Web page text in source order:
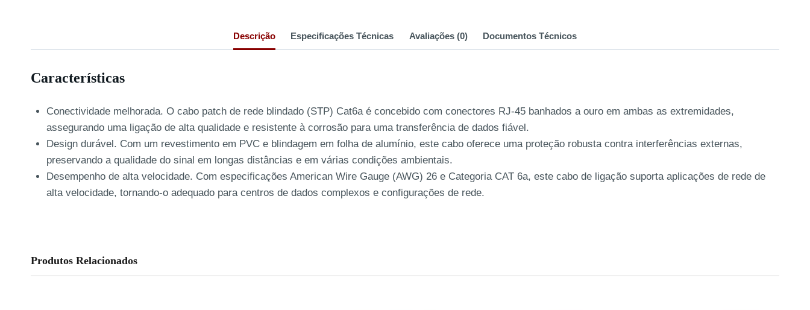
Descrição Especificações Técnicas Avaliações (0) Documentos Técnicos
Características
Conectividade melhorada. O cabo patch de rede blindado (STP) Cat6a é concebido com conectores RJ-45 banhados a ouro em ambas as extremidades,
assegurando uma ligação de alta qualidade e resistente à corrosão para uma transferência de dados fiável.
Design durável. Com um revestimento em PVC e blindagem em folha de alumínio, este cabo oferece uma proteção robusta contra interferências externas,
preservando a qualidade do sinal em longas distâncias e em várias condições ambientais.
Desempenho de alta velocidade. Com especificações American Wire Gauge (AWG) 26 e Categoria CAT 6a, este cabo de ligação suporta aplicações de rede de
alta velocidade, tornando-o adequado para centros de dados complexos e configurações de rede.
Produtos Relacionados